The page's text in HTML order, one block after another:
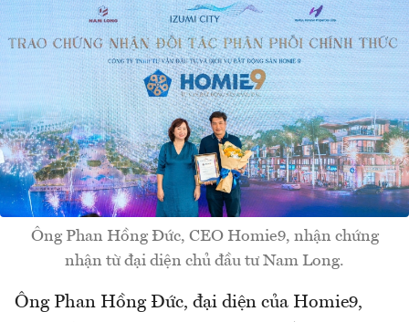
Ông Phan Hồng Đức, CEO Homie9, nhận chứng
nhận từ đại diện chủ đầu tư Nam Long.
Ông Phan Hồng Đức, đại diện của Homie9,